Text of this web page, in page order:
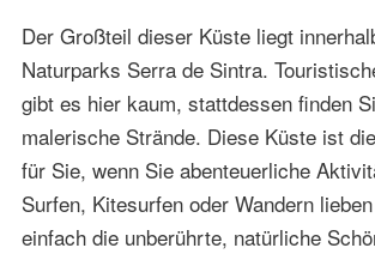
Der Großteil dieser Küste liegt
Naturparks Serra de Sintra.
gibt es hier kaum, stattdessen finden
malerische Strände. Diese Küste ist
für Sie, wenn Sie abenteuerliche
Surfen, Kitesurfen oder Wandern
einfach die unberührte, natürliche